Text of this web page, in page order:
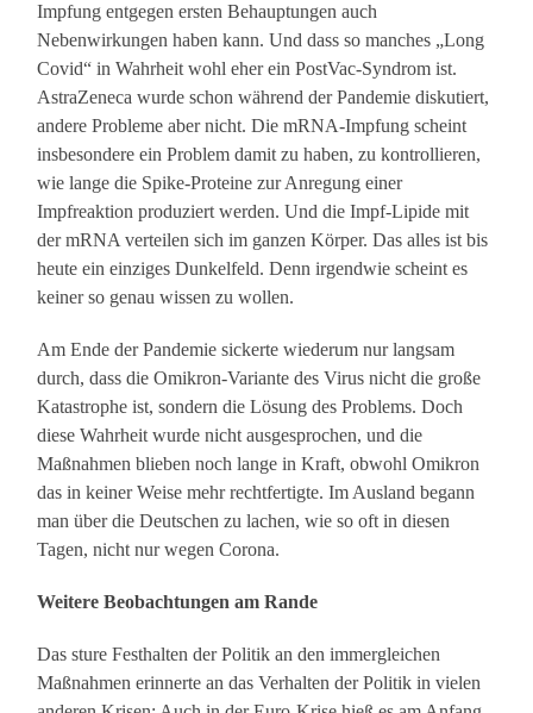
Impfung entgegen ersten Behauptungen auch
Nebenwirkungen haben kann. Und dass so manches „Long
Covid“ in Wahrheit wohl eher ein PostVac-Syndrom ist.
AstraZeneca wurde schon während der Pandemie diskutiert,
andere Probleme aber nicht. Die mRNA-Impfung scheint
insbesondere ein Problem damit zu haben, zu kontrollieren,
wie lange die Spike-Proteine zur Anregung einer
Impfreaktion produziert werden. Und die Impf-Lipide mit
der mRNA verteilen sich im ganzen Körper. Das alles ist bis
heute ein einziges Dunkelfeld. Denn irgendwie scheint es
keiner so genau wissen zu wollen.
Am Ende der Pandemie sickerte wiederum nur langsam
durch, dass die Omikron-Variante des Virus nicht die große
Katastrophe ist, sondern die Lösung des Problems. Doch
diese Wahrheit wurde nicht ausgesprochen, und die
Maßnahmen blieben noch lange in Kraft, obwohl Omikron
das in keiner Weise mehr rechtfertigte. Im Ausland begann
man über die Deutschen zu lachen, wie so oft in diesen
Tagen, nicht nur wegen Corona.
Weitere Beobachtungen am Rande
Das sture Festhalten der Politik an den immergleichen
Maßnahmen erinnerte an das Verhalten der Politik in vielen